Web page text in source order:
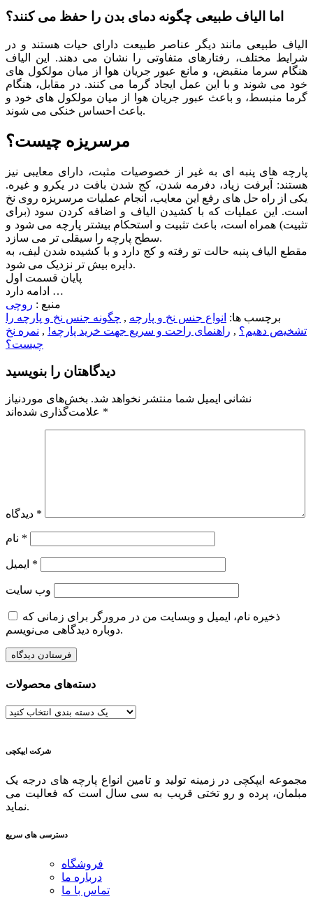
اما الیاف طبیعی چگونه دمای بدن را حفظ می کنند؟
الیاف طبیعی مانند دیگر عناصر طبیعت دارای حیات هستند و در
شرایط مختلف، رفتارهای متفاوتی را نشان می دهند. این الیاف
هنگام سرما منقبض، و مانع عبور جریان هوا از میان مولکول های
خود می شوند و با این عمل ایجاد گرما می کنند. در مقابل، هنگام
گرما منبسط، و باعث عبور جریان هوا از میان مولکول های خود و
باعث احساس خنکی می شوند.
مرسریزه چیست؟
پارچه های پنبه ای به غیر از خصوصیات مثبت، دارای معایبی نیز
هستند: آبرفت زیاد، دفرمه شدن، کج شدن بافت در یکرو و غیره.
یکی از راه حل های رفع این معایب، انجام عملیات مرسریزه روی نخ
است. این عملیات که با کشیدن الیاف و اضافه کردن سود (برای
تثبیت) همراه است، باعث تثبیت و استحکام بیشتر پارچه می شود و
سطح پارچه را سیقلی تر می سازد.
مقطع الیاف پنبه حالت تو رفته و کج دارد و با کشیده شدن لیف، به
دایره بیش تر نزدیک می شود.
پایان قسمت اول
ادامه دارد …
منبع : روچی
برچسب ها: انواع جنس نخ و پارچه , چگونه جنس نخ و پارچه را
تشخیص دهیم؟ , راهنمای راحت و سریع جهت خرید پارچه! , نمره نخ
چیست؟
دیدگاهتان را بنویسید
نشانی ایمیل شما منتشر نخواهد شد. بخش‌های موردنیاز
*
*
*
*
وب‌ سایت
ذخیره نام، ایمیل و وبسایت من در مرورگر برای زمانی که
دوباره دیدگاهی می‌نویسم.
دسته‌های محصولات
شرکت ایپکچی
مجموعه ایپکچی در زمینه تولید و تامین انواع پارچه های درجه یک
مبلمان، پرده و رو تختی قریب به سی سال است که فعالیت می
نماید.
دسترسی های سریع
فروشگاه
درباره ما
تماس با ما